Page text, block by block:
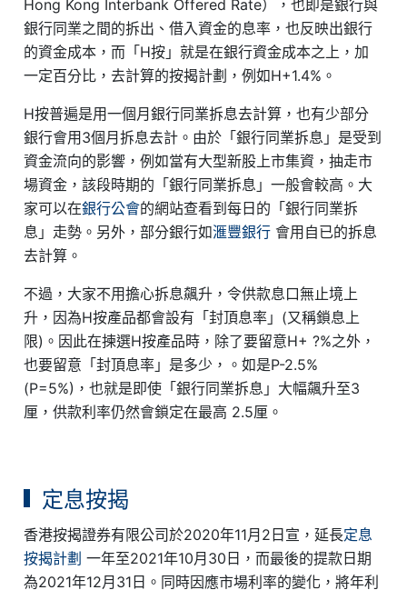
Hong Kong Interbank Offered Rate），也即是銀行與
銀行同業之間的拆出、借入資金的息率，也反映出銀行
的資金成本，而「H按」就是在銀行資金成本之上，加
一定百分比，去計算的按揭計劃，例如H+1.4%。
H按普遍是用一個月銀行同業拆息去計算，也有少部分
銀行會用3個月拆息去計。由於「銀行同業拆息」是受到
資金流向的影響，例如當有大型新股上市集資，抽走市
場資金，該段時期的「銀行同業拆息」一般會較高。大
家可以在銀行公會的網站查看到每日的「銀行同業拆
息」走勢。另外，部分銀行如滙豐銀行 會用自已的拆息
去計算。
不過，大家不用擔心拆息飆升，令供款息口無止境上
升，因為H按產品都會設有「封頂息率」(又稱鎖息上
限)。因此在揀選H按產品時，除了要留意H+ ?%之外，
也要留意「封頂息率」是多少，。如是P-2.5%
(P=5%)，也就是即使「銀行同業拆息」大幅飆升至3
厘，供款利率仍然會鎖定在最高 2.5厘。
定息按揭
香港按揭證券有限公司於2020年11月2日宣，延長定息
按揭計劃 一年至2021年10月30日，而最後的提款日期
為2021年12月31日。同時因應市場利率的變化，將年利